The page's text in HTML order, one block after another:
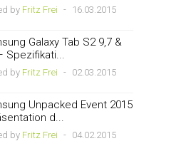
by Fritz Frei - 16.03.2015
Galaxy Tab S2 9,7 &
Spezifikati...
by Fritz Frei - 02.03.2015
Unpacked Event 2015
d...
by Fritz Frei - 04.02.2015